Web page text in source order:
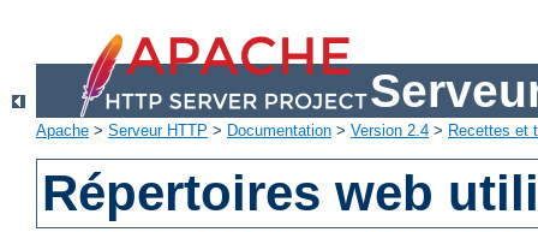
Apache > Serveur HTTP > Documentation > Version 2.4 > Recettes et
Répertoires web